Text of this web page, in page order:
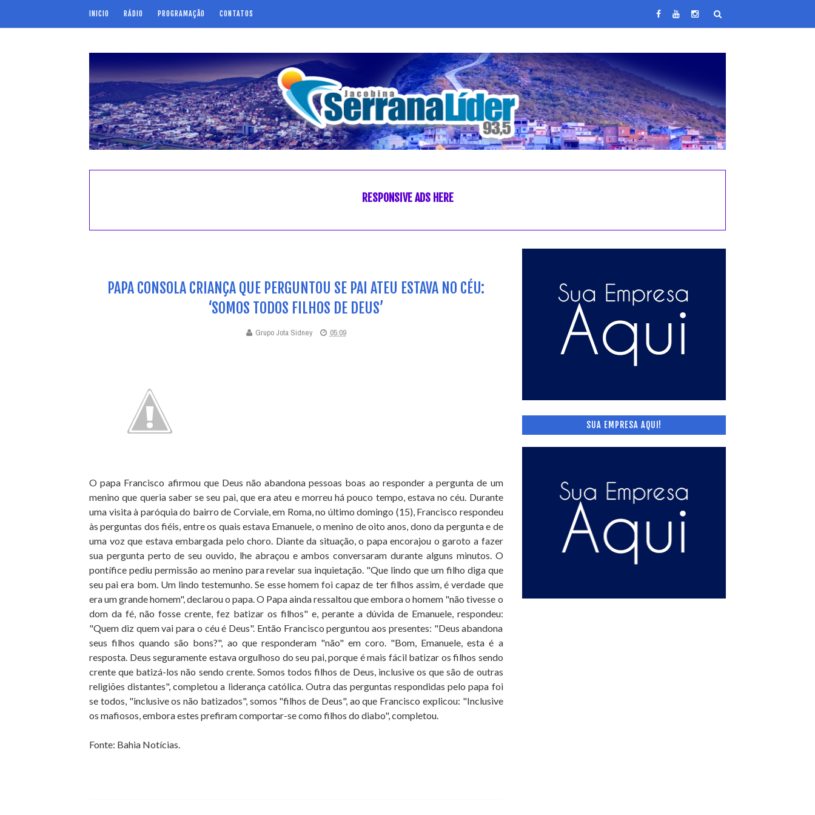
INICIO RÁDIO PROGRAMAÇÃO CONTATOS
RESPONSIVE ADS HERE
PAPA CONSOLA CRIANÇA QUE PERGUNTOU SE PAI ATEU ESTAVA NO CÉU:
‘SOMOS TODOS FILHOS DE DEUS’
Grupo Jota Sidney 05:09
O papa Francisco afirmou que Deus não abandona pessoas boas ao responder a pergunta de um
menino que queria saber se seu pai, que era ateu e morreu há pouco tempo, estava no céu. Durante
uma visita à paróquia do bairro de Corviale, em Roma, no último domingo (15), Francisco respondeu
às perguntas dos fiéis, entre os quais estava Emanuele, o menino de oito anos, dono da pergunta e de
uma voz que estava embargada pelo choro. Diante da situação, o papa encorajou o garoto a fazer
sua pergunta perto de seu ouvido, lhe abraçou e ambos conversaram durante alguns minutos. O
pontífice pediu permissão ao menino para revelar sua inquietação. "Que lindo que um filho diga que
seu pai era bom. Um lindo testemunho. Se esse homem foi capaz de ter filhos assim, é verdade que
era um grande homem", declarou o papa. O Papa ainda ressaltou que embora o homem "não tivesse o
dom da fé, não fosse crente, fez batizar os filhos" e, perante a dúvida de Emanuele, respondeu:
"Quem diz quem vai para o céu é Deus". Então Francisco perguntou aos presentes: "Deus abandona
seus filhos quando são bons?", ao que responderam "não" em coro. "Bom, Emanuele, esta é a
resposta. Deus seguramente estava orgulhoso do seu pai, porque é mais fácil batizar os filhos sendo
crente que batizá-los não sendo crente. Somos todos filhos de Deus, inclusive os que são de outras
religiões distantes", completou a liderança católica. Outra das perguntas respondidas pelo papa foi
se todos, "inclusive os não batizados", somos "filhos de Deus", ao que Francisco explicou: "Inclusive
os mafiosos, embora estes prefiram comportar-se como filhos do diabo", completou.
Fonte: Bahia Notícias.
SUA EMPRESA AQUI!